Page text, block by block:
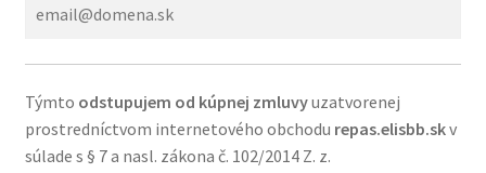
Týmto odstupujem od kúpnej zmluvyuzatvorenej
prostredníctvom internetového obchodu repas.elisbb.skv
súlade s § 7 a nasl. zákona č. 102/2014 Z. z.